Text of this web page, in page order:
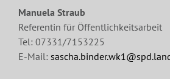
Manuela Straub
Referentin für Öffentlichkeitsarbeit
Tel: 07331/7153225
E-Mail: